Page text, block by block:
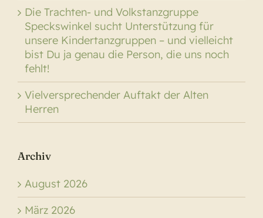
Die Trachten- und Volkstanzgruppe
Speckswinkel sucht Unterstützung für
unsere Kindertanzgruppen – und vielleicht
bist Du ja genau die Person, die uns noch
fehlt!
Vielversprechender Auftakt der Alten
Herren
Archiv
August 2026
März 2026